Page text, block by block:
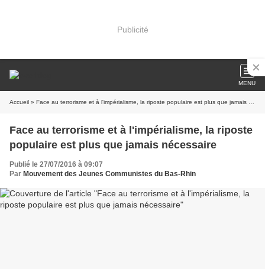
Publicité
MENU
Accueil » Face au terrorisme et à l'impérialisme, la riposte populaire est plus que jamais nécessaire
Face au terrorisme et à l'impérialisme, la riposte
populaire est plus que jamais nécessaire
Publié le 27/07/2016 à 09:07
Par Mouvement des Jeunes Communistes du Bas-Rhin